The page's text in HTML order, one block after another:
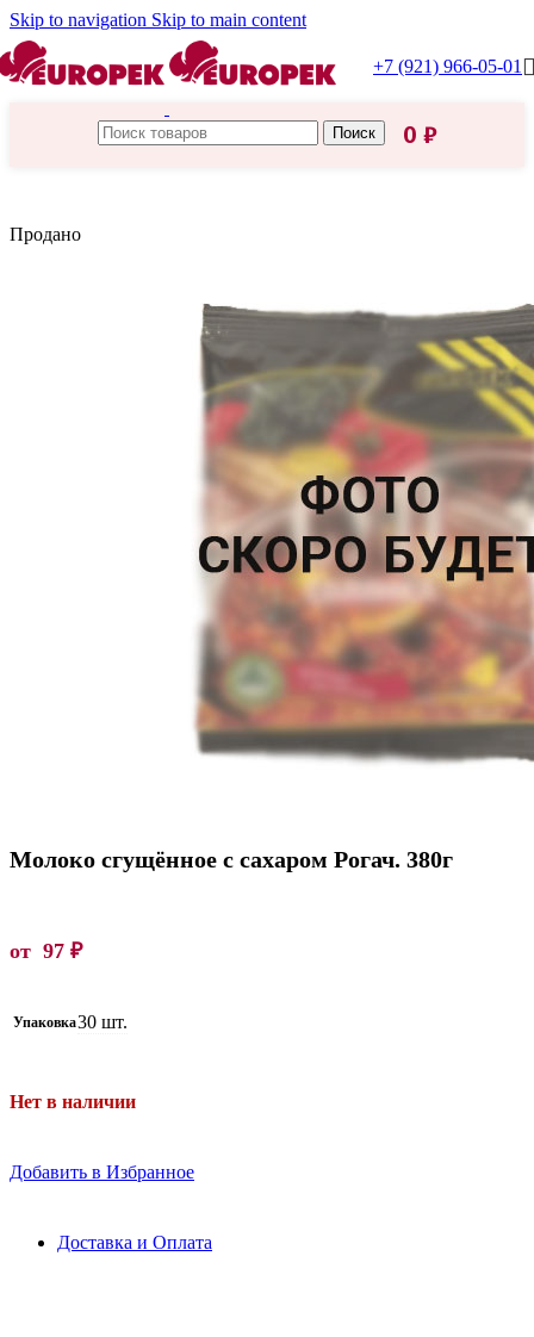
Skip to navigation Skip to main content
+7 (921) 966-05-01
Поиск 0 ₽
Продано
Молоко сгущённое с сахаром Рогач. 380г
от 97 ₽
Упаковка30 шт.
Нет в наличии
Добавить в Избранное
Доставка и Оплата